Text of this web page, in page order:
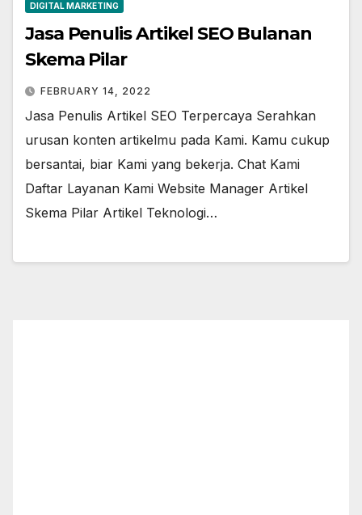
DIGITAL MARKETING
Jasa Penulis Artikel SEO Bulanan
Skema Pilar
FEBRUARY 14, 2022
Jasa Penulis Artikel SEO Terpercaya Serahkan
urusan konten artikelmu pada Kami. Kamu cukup
bersantai, biar Kami yang bekerja. Chat Kami
Daftar Layanan Kami Website Manager Artikel
Skema Pilar Artikel Teknologi…